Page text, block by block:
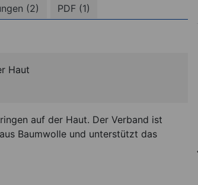
(2) PDF (1)
Haut
auf der Haut. Der Verband ist
Baumwolle und unterstützt das